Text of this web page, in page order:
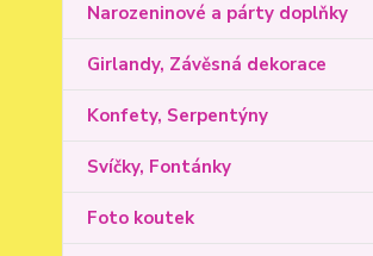
Narozeninové a párty doplňky
Girlandy, Závěsná dekorace
Konfety, Serpentýny
Svíčky, Fontánky
Foto koutek